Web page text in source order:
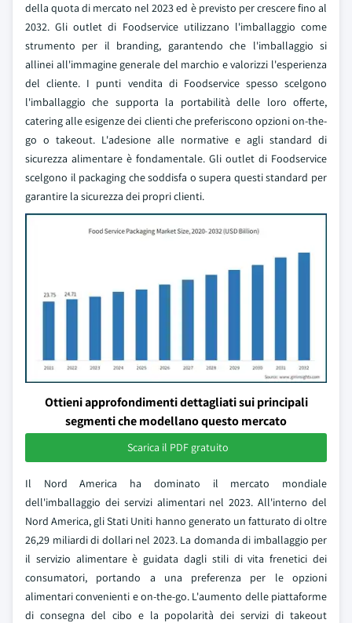
della quota di mercato nel 2023 ed è previsto per crescere fino al
2032. Gli outlet di Foodservice utilizzano l'imballaggio come
strumento per il branding, garantendo che l'imballaggio si
allinei all'immagine generale del marchio e valorizzi l'esperienza
del cliente. I punti vendita di Foodservice spesso scelgono
l'imballaggio che supporta la portabilità delle loro offerte,
catering alle esigenze dei clienti che preferiscono opzioni on-the-
go o takeout. L'adesione alle normative e agli standard di
sicurezza alimentare è fondamentale. Gli outlet di Foodservice
scelgono il packaging che soddisfa o supera questi standard per
garantire la sicurezza dei propri clienti.
Ottieni approfondimenti dettagliati sui principali
segmenti che modellano questo mercato
Scarica il PDF gratuito
Il Nord America ha dominato il mercato mondiale
dell'imballaggio dei servizi alimentari nel 2023. All'interno del
Nord America, gli Stati Uniti hanno generato un fatturato di oltre
26,29 miliardi di dollari nel 2023. La domanda di imballaggio per
il servizio alimentare è guidata dagli stili di vita frenetici dei
consumatori, portando a una preferenza per le opzioni
alimentari convenienti e on-the-go. L'aumento delle piattaforme
di consegna del cibo e la popolarità dei servizi di takeout